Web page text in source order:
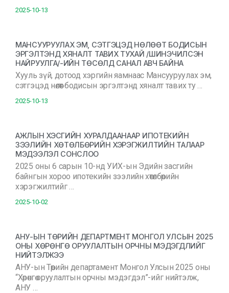
2025-10-13
МАНСУУРУУЛАХ ЭМ, СЭТГЭЦЭД НӨЛӨӨТ БОДИСЫН
ЭРГЭЛТЭНД ХЯНАЛТ ТАВИХ ТУХАЙ /ШИНЭЧИЛСЭН
НАЙРУУЛГА/-ИЙН ТӨСӨЛД САНАЛ АВЧ БАЙНА
Хууль зүй, дотоод хэргийн яамнаас Мансууруулах эм,
сэтгэцэд нөлөөт бодисын эргэлтэнд хяналт тавих ту …
2025-10-13
АЖЛЫН ХЭСГИЙН ХУРАЛДААНААР ИПОТЕКИЙН
ЗЭЭЛИЙН ХӨТӨЛБӨРИЙН ХЭРЭГЖИЛТИЙН ТАЛААР
МЭДЭЭЛЭЛ СОНСЛОО
2025 оны 6 сарын 10-нд УИХ-ын Эдийн засгийн
байнгын хороо ипотекийн зээлийн хөтөлбөрийн
хэрэгжилтийг …
2025-10-02
АНУ-ЫН ТӨРИЙН ДЕПАРТМЕНТ МОНГОЛ УЛСЫН 2025
ОНЫ ХӨРӨНГӨ ОРУУЛАЛТЫН ОРЧНЫ МЭДЭГДЛИЙГ
НИЙТЭЛЖЭЭ
АНУ-ын Төрийн департамент Монгол Улсын 2025 оны
“Хөрөнгө оруулалтын орчны мэдэгдэл”-ийг нийтэлж,
АНУ …